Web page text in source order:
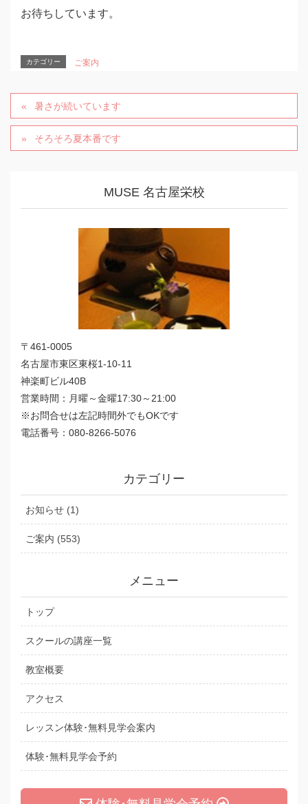
お待ちしています。
カテゴリー ご案内
暑さが続いています
そろそろ夏本番です
MUSE 名古屋栄校
〒461-0005
名古屋市東区東桜1-10-11
神楽町ビル40B
営業時間：月曜～金曜17:30～21:00
※お問合せは左記時間外でもOKです
電話番号：080-8266-5076
カテゴリー
お知らせ (1)
ご案内 (553)
メニュー
トップ
スクールの講座一覧
教室概要
アクセス
レッスン体験･無料見学会案内
体験･無料見学会予約